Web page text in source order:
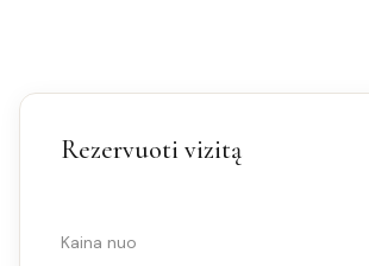
Rezervuoti vizitą
Kaina nuo